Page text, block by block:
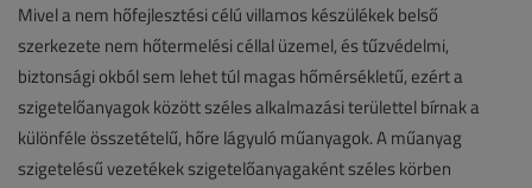
Mivel a nem hőfejlesztési célú villamos készülékek belső
szerkezete nem hőtermelési céllal üzemel, és tűzvédelmi,
biztonsági okból sem lehet túl magas hőmérsékletű, ezért a
szigetelőanyagok között széles alkalmazási területtel bírnak a
különféle összetételű, hőre lágyuló műanyagok. A műanyag
szigetelésű vezetékek szigetelőanyagaként széles körben